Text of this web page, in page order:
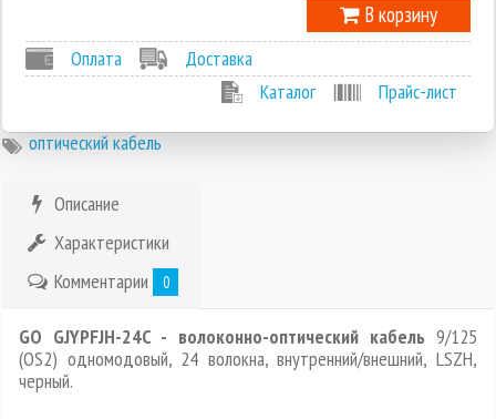
В корзину
Оплата
Доставка
Каталог
Прайс-лист
оптический кабель
Описание
Характеристики
Комментарии
0
GO GJYPFJH-24C - волоконно-оптический кабель9/125
(OS2) одномодовый, 24 волокна, внутренний/внешний, LSZH,
черный.